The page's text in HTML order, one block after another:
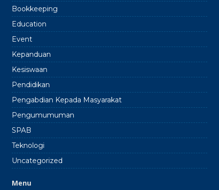
Bookkeeping
Education
Event
Kepanduan
Kesiswaan
Pendidikan
Pengabdian Kepada Masyarakat
Pengumumuman
SPAB
Teknologi
Uncategorized
Menu